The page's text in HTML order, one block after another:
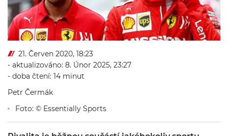
21. Červen 2020, 18:23
- aktualizováno: 8. Únor 2025, 23:27
- doba čtení: 14 minut
Petr Čermák
Foto: © Essentially Sports